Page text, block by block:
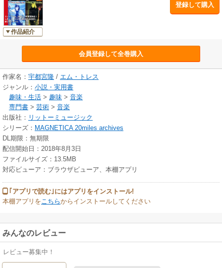
◆Vol.19 (1999年4月発行)
突然のTM NETWORK活動開始。その時の様子をUTSUが語ったインタビュ
ーとなりました。またドラマ『Tears』の出演裏話、UTSU追っかけ日記、
そしてファンクラブ5周年を記念して、立川市や吉祥寺などUTSUの思い出
の場所をめぐるレポートも掲載。当時の思い出話も。TM NETWORK復活
BUDDY』終了スペシャルなどをお届け。
◆Vol.20 (1999年8月発行)
TM NETWORKの復活でにわかにあわただしくなってきたUTSUに、ソロ活
動、そしてWキャストなしのミュージカル『RENT』再演についてのインタ
ビューを掲載。ファンクラブ5周年を記念して、UTSUの5年の軌跡を写
真、コメントとともに紹介。追っかけ日記では、TM NETWORKの活動に
密着。撮影、レコーディング、クルーザーでの釣り(!?) in HAWAIの様子
まで当時の貴重な様子が伺えます。
▼MAGNETICAとは
1994年10月、宇都宮隆がより多くの人達を引きつけるように、そして、皆
さんとの距離感がより強力な力で近づくようにという願いをこめて発足し
たオフィシャルファンクラブ「MAGNETICA(マグネティカ/磁石から由来し
在も年4回発行され、音楽活動、プライベートを問わず、“生”の宇都宮隆に
触れられるファンにとって欠かせない情報源です。
作品紹介
登録して購入
会員登録して全巻購入
作家名： 宇都宮隆 / エム・トレス
ジャンル： 小説・実用書
趣味・生活 > 趣味 > 音楽
専門書 > 芸術 > 音楽
出版社： リットーミュージック
シリーズ： MAGNETICA 20miles archives
DL期限：無期限
配信開始日：2018年8月3日
ファイルサイズ：13.5MB
対応ビューア：ブラウザビューア、本棚アプリ
｢アプリで読む｣にはアプリをインストール!
本棚アプリをこちらからインストールしてください
みんなのレビュー
レビュー募集中！